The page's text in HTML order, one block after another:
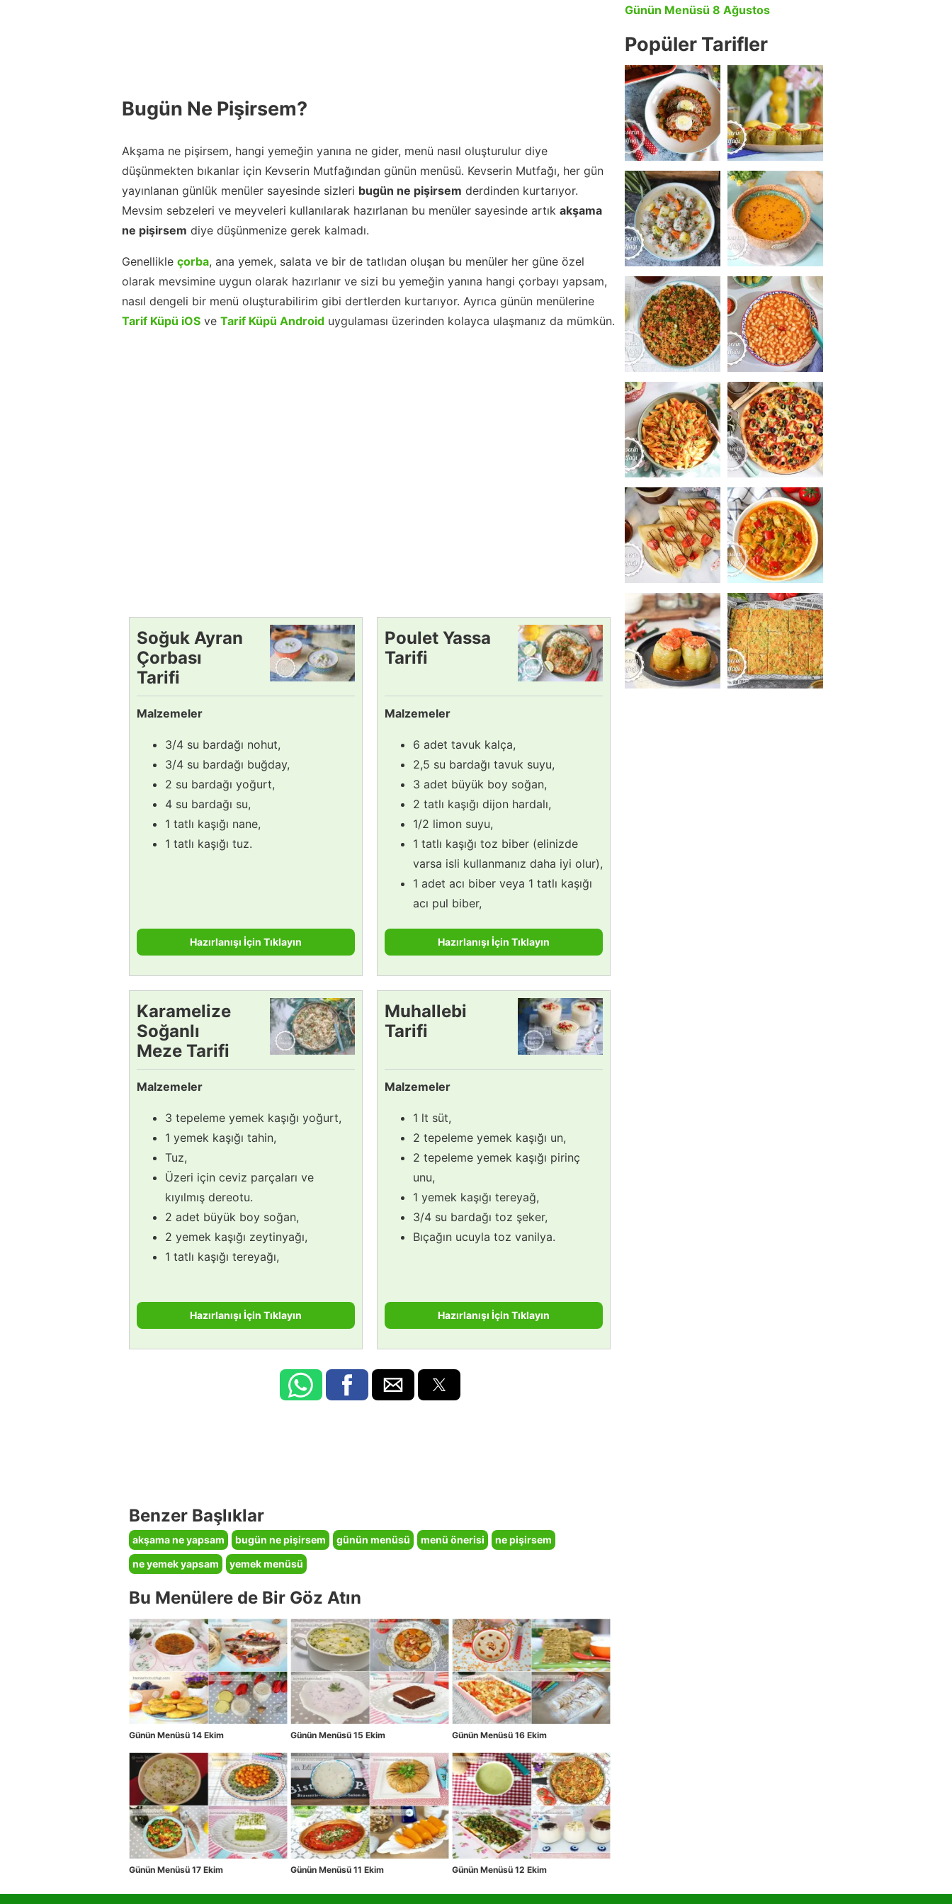
Bugün Ne Pişirsem?
Akşama ne pişirsem, hangi yemeğin yanına ne gider, menü nasıl oluşturulur diye
düşünmekten bıkanlar için Kevserin Mutfağından günün menüsü. Kevserin Mutfağı, her gün
yayınlanan günlük menüler sayesinde sizleri bugün ne pişirsem derdinden kurtarıyor.
Mevsim sebzeleri ve meyveleri kullanılarak hazırlanan bu menüler sayesinde artık akşama
ne pişirsem diye düşünmenize gerek kalmadı.
Genellikle çorba, ana yemek, salata ve bir de tatlıdan oluşan bu menüler her güne özel
olarak mevsimine uygun olarak hazırlanır ve sizi bu yemeğin yanına hangi çorbayı yapsam,
nasıl dengeli bir menü oluşturabilirim gibi dertlerden kurtarıyor. Ayrıca günün menülerine
Tarif Küpü iOS ve Tarif Küpü Android uygulaması üzerinden kolayca ulaşmanız da mümkün.
Soğuk Ayran
Çorbası
Tarifi
Malzemeler
3/4 su bardağı nohut,
3/4 su bardağı buğday,
2 su bardağı yoğurt,
4 su bardağı su,
1 tatlı kaşığı nane,
1 tatlı kaşığı tuz.
Hazırlanışı İçin Tıklayın
Poulet Yassa
Tarifi
Malzemeler
6 adet tavuk kalça,
2,5 su bardağı tavuk suyu,
3 adet büyük boy soğan,
2 tatlı kaşığı dijon hardalı,
1/2 limon suyu,
1 tatlı kaşığı toz biber (elinizde
varsa isli kullanmanız daha iyi olur),
1 adet acı biber veya 1 tatlı kaşığı
acı pul biber,
Hazırlanışı İçin Tıklayın
Karamelize
Soğanlı
Meze Tarifi
Malzemeler
3 tepeleme yemek kaşığı yoğurt,
1 yemek kaşığı tahin,
Tuz,
Üzeri için ceviz parçaları ve
kıyılmış dereotu.
2 adet büyük boy soğan,
2 yemek kaşığı zeytinyağı,
1 tatlı kaşığı tereyağı,
Hazırlanışı İçin Tıklayın
Muhallebi
Tarifi
Malzemeler
1 lt süt,
2 tepeleme yemek kaşığı un,
2 tepeleme yemek kaşığı pirinç
unu,
1 yemek kaşığı tereyağ,
3/4 su bardağı toz şeker,
Bıçağın ucuyla toz vanilya.
Hazırlanışı İçin Tıklayın
Benzer Başlıklar
akşama ne yapsam bugün ne pişirsem günün menüsü menü önerisi
ne pişirsem
ne yemek yapsam
yemek menüsü
Bu Menülere de Bir Göz Atın
Günün Menüsü 14 Ekim Günün Menüsü 15 Ekim Günün Menüsü 16 Ekim
Günün Menüsü 17 Ekim Günün Menüsü 11 Ekim Günün Menüsü 12 Ekim
Günün Menüsü 8 Ağustos
Popüler Tarifler